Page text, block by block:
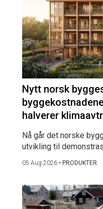
Nytt norsk
halverer
Nå går det norske
utvikling til
05 Aug 2026 • PRODUKTER